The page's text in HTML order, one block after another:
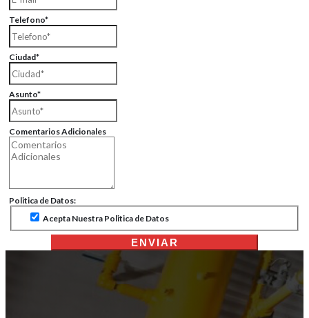
Telefono*
Ciudad*
Asunto*
Comentarios Adicionales
Politica de Datos:
Acepta Nuestra Politica de Datos
ENVIAR